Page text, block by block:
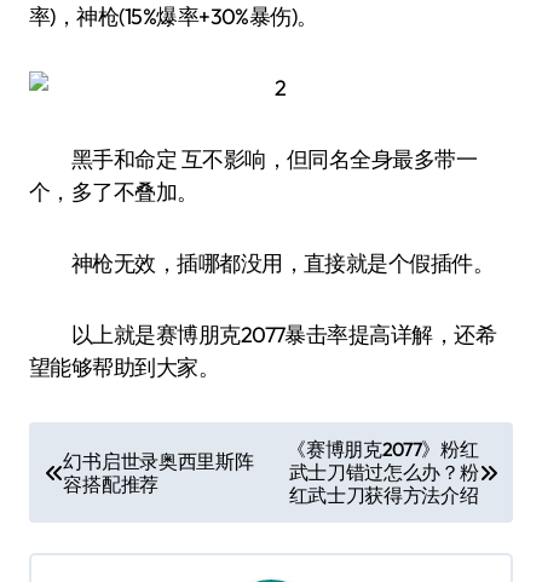
率)，神枪(15%爆率+30%暴伤)。
黑手和命定 互不影响，但同名全身最多带一
个，多了不叠加。
神枪无效，插哪都没用，直接就是个假插件。
以上就是赛博朋克2077暴击率提高详解，还希
望能够帮助到大家。
章
导
航
幻书启世录奥西里斯阵
容搭配推荐
《赛博朋克2077》粉红
武士刀错过怎么办？粉
红武士刀获得方法介绍